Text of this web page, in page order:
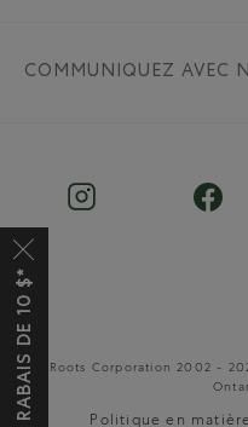
COMMUNIQUEZ AVEC
© Roots Corporation 2002 -
Politique en